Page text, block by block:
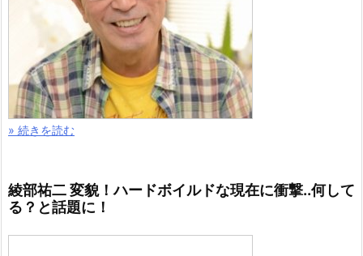
» 続きを読む
綾部祐二 変貌！ハードボイルドな現在に衝撃..何して
る？と話題に！